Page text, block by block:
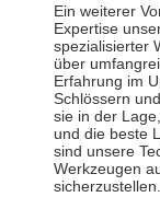
Ein weiterer
Expertise
spezialisierter
über
Erfahrung im
Schlössern
sie in der
und die beste
sind unsere
Werkzeugen
sicherzustellen.